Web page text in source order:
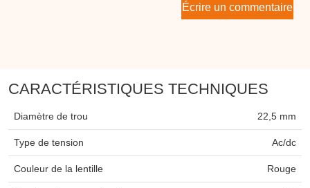
Écrire un commentaire
CARACTÉRISTIQUES TECHNIQUES
Diamètre de trou 22,5 mm
Type de tension Ac/dc
Couleur de la lentille Rouge